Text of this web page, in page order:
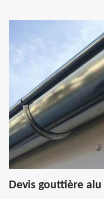
Devis gouttière alu